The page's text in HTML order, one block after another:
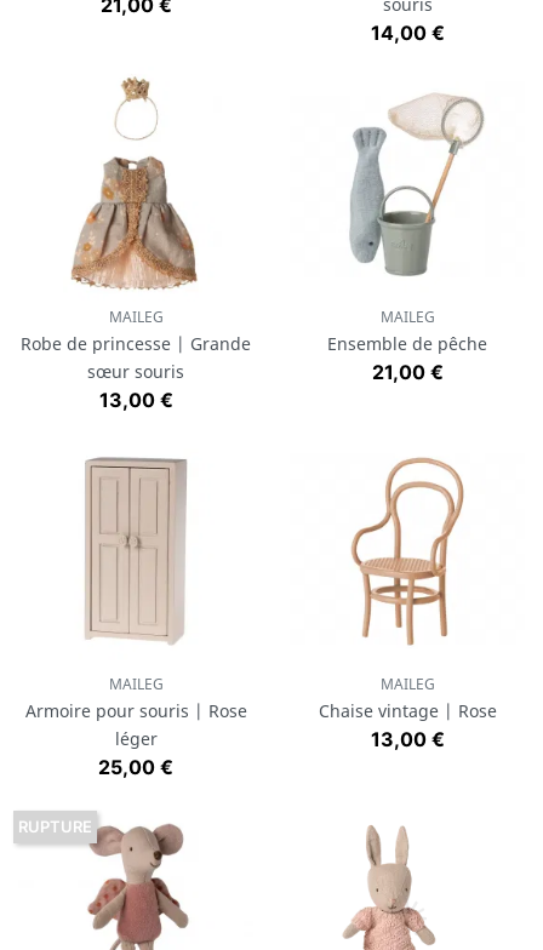
21,00 €
Prix
14,00 €
MAILEG
Robe de princesse | Grande
sœur souris
Prix
13,00 €
MAILEG
Ensemble de pêche
Prix
21,00 €
MAILEG
Armoire pour souris | Rose
léger
Prix
25,00 €
MAILEG
Chaise vintage | Rose
Prix
13,00 €
RUPTURE